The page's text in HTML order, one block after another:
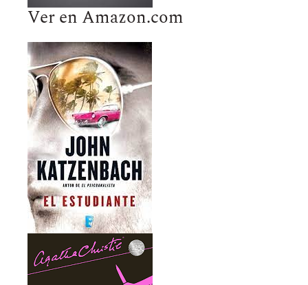
Ver en Amazon.com